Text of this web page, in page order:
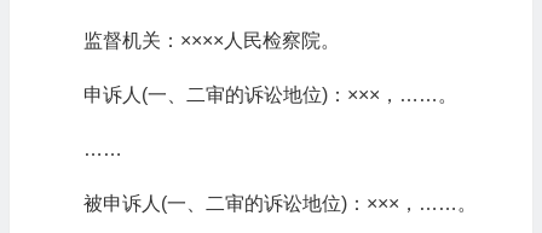
监督机关：××××人民检察院。
申诉人(一、二审的诉讼地位)：×××，……。
……
被申诉人(一、二审的诉讼地位)：×××，……。